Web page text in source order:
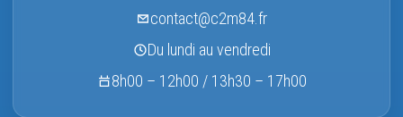
contact@c2m84.fr
Du lundi au vendredi
8h00 – 12h00 / 13h30 – 17h00